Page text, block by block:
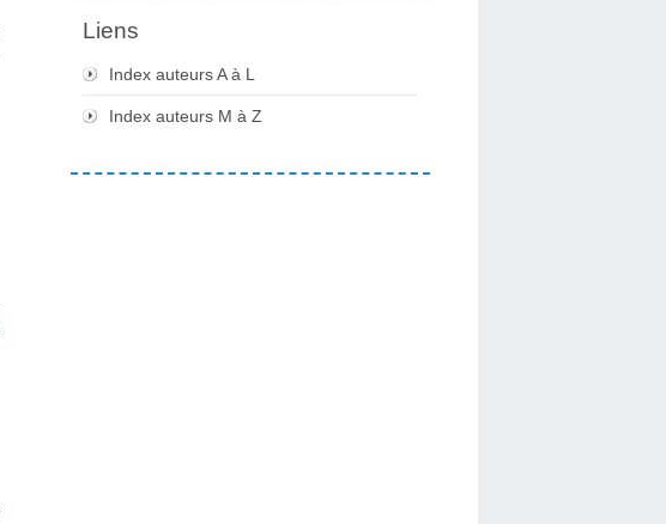
Liens
Index auteurs A à L
Index auteurs M à Z